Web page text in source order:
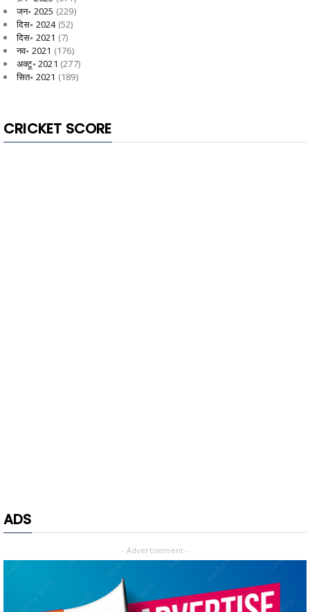
जन॰ 2025 (229)
दिस॰ 2024(52)
दिस॰ 2021 (7)
नव॰ 2021 (176)
अक्टू॰ 2021 (277)
सित॰ 2021 (189)
CRICKET SCORE
ADS
- Advertisement -